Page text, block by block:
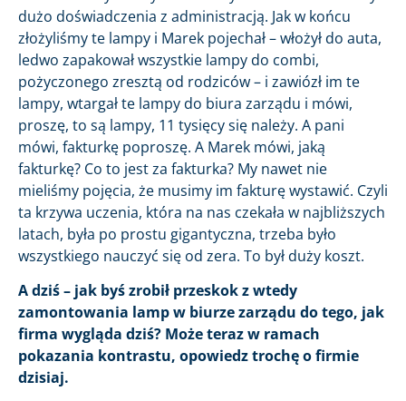
dużo doświadczenia z administracją. Jak w końcu
złożyliśmy te lampy i Marek pojechał – włożył do auta,
ledwo zapakował wszystkie lampy do combi,
pożyczonego zresztą od rodziców – i zawiózł im te
lampy, wtargał te lampy do biura zarządu i mówi,
proszę, to są lampy, 11 tysięcy się należy. A pani
mówi, fakturkę poproszę. A Marek mówi, jaką
fakturkę? Co to jest za fakturka? My nawet nie
mieliśmy pojęcia, że musimy im fakturę wystawić. Czyli
ta krzywa uczenia, która na nas czekała w najbliższych
latach, była po prostu gigantyczna, trzeba było
wszystkiego nauczyć się od zera. To był duży koszt.
A dziś – jak byś zrobił przeskok z wtedy
zamontowania lamp w biurze zarządu do tego, jak
firma wygląda dziś? Może teraz w ramach
pokazania kontrastu, opowiedz trochę o firmie
dzisiaj.